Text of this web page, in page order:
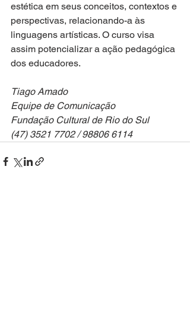
estética em seus conceitos, contextos e
perspectivas, relacionando-a às
linguagens artísticas. O curso visa
assim potencializar a ação pedagógica
dos educadores.
Tiago Amado
Equipe de Comunicação
Fundação Cultural de Rio do Sul
(47) 3521 7702 / 98806 6114